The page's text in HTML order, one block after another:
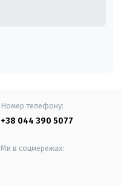
Номер телефону:
+38 044 390 5077
Ми в соцмережах: